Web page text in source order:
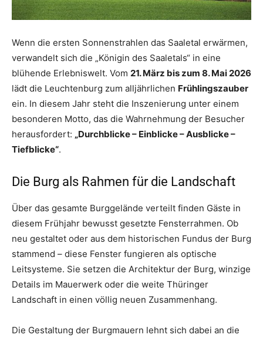
Wenn die ersten Sonnenstrahlen das Saaletal erwärmen,
verwandelt sich die „Königin des Saaletals“ in eine
blühende Erlebniswelt. Vom 21. März bis zum 8. Mai 2026
lädt die Leuchtenburg zum alljährlichen Frühlingszauber
ein. In diesem Jahr steht die Inszenierung unter einem
besonderen Motto, das die Wahrnehmung der Besucher
herausfordert: „Durchblicke – Einblicke – Ausblicke –
Tiefblicke“.
Die Burg als Rahmen für die Landschaft
Über das gesamte Burggelände verteilt finden Gäste in
diesem Frühjahr bewusst gesetzte Fensterrahmen. Ob
neu gestaltet oder aus dem historischen Fundus der Burg
stammend – diese Fenster fungieren als optische
Leitsysteme. Sie setzen die Architektur der Burg, winzige
Details im Mauerwerk oder die weite Thüringer
Landschaft in einen völlig neuen Zusammenhang.
Die Gestaltung der Burgmauern lehnt sich dabei an die